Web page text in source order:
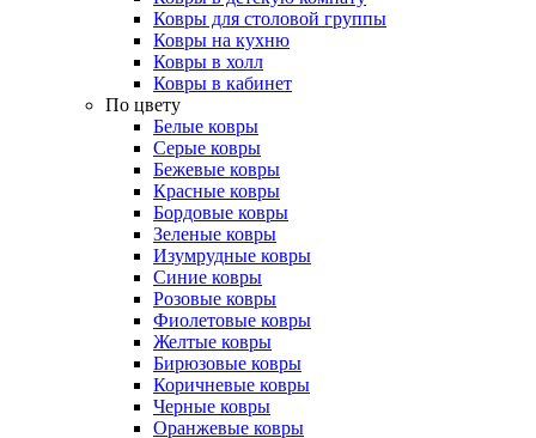
Ковры для столовой группы
Ковры на кухню
Ковры в холл
Ковры в кабинет
По цвету
Белые ковры
Серые ковры
Бежевые ковры
Красные ковры
Бордовые ковры
Зеленые ковры
Изумрудные ковры
Синие ковры
Розовые ковры
Фиолетовые ковры
Желтые ковры
Бирюзовые ковры
Коричневые ковры
Черные ковры
Оранжевые ковры